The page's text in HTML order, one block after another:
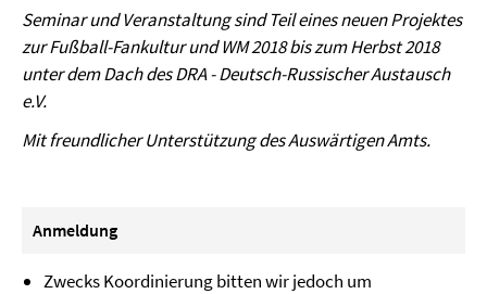
Seminar und Veranstaltung sind Teil eines neuen Projektes
zur Fußball-Fankultur und WM 2018 bis zum Herbst 2018
unter dem Dach des DRA - Deutsch-Russischer Austausch
e.V.
Mit freundlicher Unterstützung des Auswärtigen Amts.
Anmeldung
Zwecks Koordinierung bitten wir jedoch um